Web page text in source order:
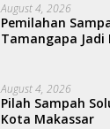
August 4, 2026
Pemilahan
Tamangapa Jadi
August 4, 2026
Pilah Sampah
Kota Makassar